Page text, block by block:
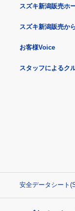
スズキ新潟販売ホ
スズキ新潟販売か
お客様Voice
スタッフによるク
安全データシート